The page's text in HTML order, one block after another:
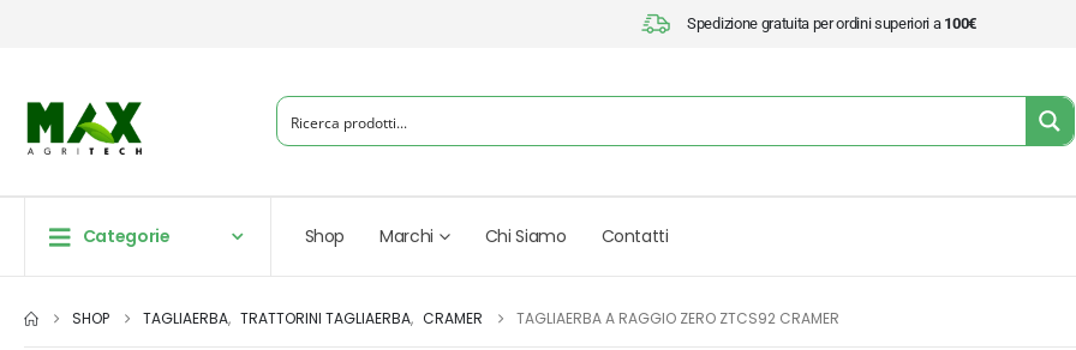
Spedizione gratuita per ordini superiori a 100€
Categorie Shop Marchi Chi Siamo Contatti
SHOP TAGLIAERBA, TRATTORINI TAGLIAERBA, CRAMER TAGLIAERBA A RAGGIO ZERO ZTCS92 CRAMER